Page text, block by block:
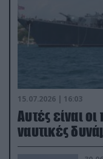
15.07.2026 | 16:03
Aυτές είναι
ναυτικές